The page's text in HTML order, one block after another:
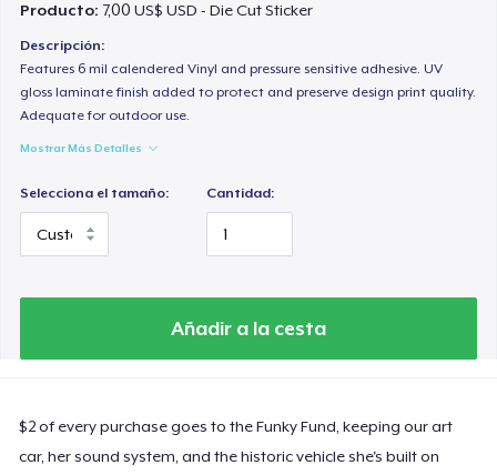
Producto: 7,00 US$ USD - Die Cut Sticker
Descripción:
Features 6 mil calendered Vinyl and pressure sensitive adhesive. UV
gloss laminate finish added to protect and preserve design print quality.
Adequate for outdoor use.
Mostrar Más Detalles
Selecciona el tamaño: Cantidad:
Añadir a la cesta
$2 of every purchase goes to the Funky Fund, keeping our art
car, her sound system, and the historic vehicle she's built on